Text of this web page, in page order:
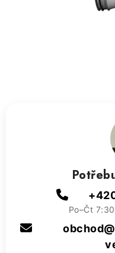
Reference a
Kontakty
Po–Čt